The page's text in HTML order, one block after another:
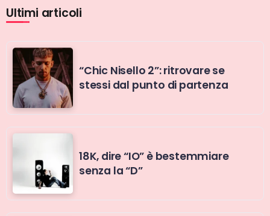
Ultimi articoli
“Chic Nisello 2”: ritrovare se
stessi dal punto di partenza
18K, dire “IO” è bestemmiare
senza la “D”